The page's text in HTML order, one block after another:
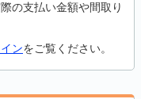
の支払い金額や間取り
ンをご覧ください。